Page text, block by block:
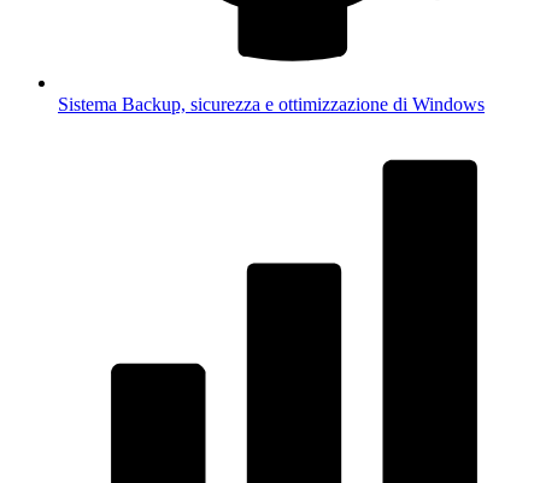
Sistema Backup, sicurezza e ottimizzazione di Windows